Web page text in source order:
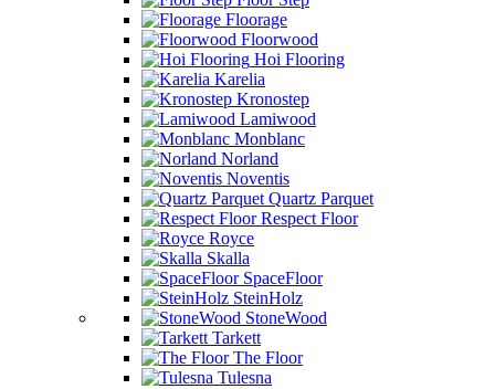
Floorage
Floorwood
Hoi Flooring
Karelia
Kronostep
Lamiwood
Monblanc
Norland
Noventis
Quartz Parquet
Respect Floor
Royce
Skalla
SpaceFloor
SteinHolz
StoneWood
Tarkett
The Floor
Tulesna